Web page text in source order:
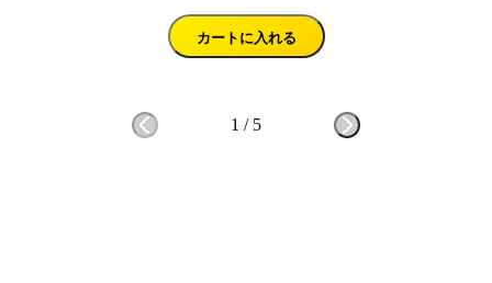
カートに入れる
1 / 5